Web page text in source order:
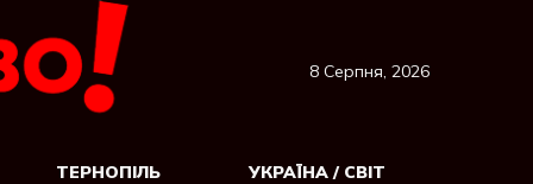
8 Серпня, 2026
ТЕРНОПІЛЬ УКРАЇНА / СВІТ